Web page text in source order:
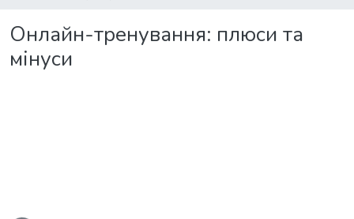
Онлайн-тренування: плюси та
мінуси